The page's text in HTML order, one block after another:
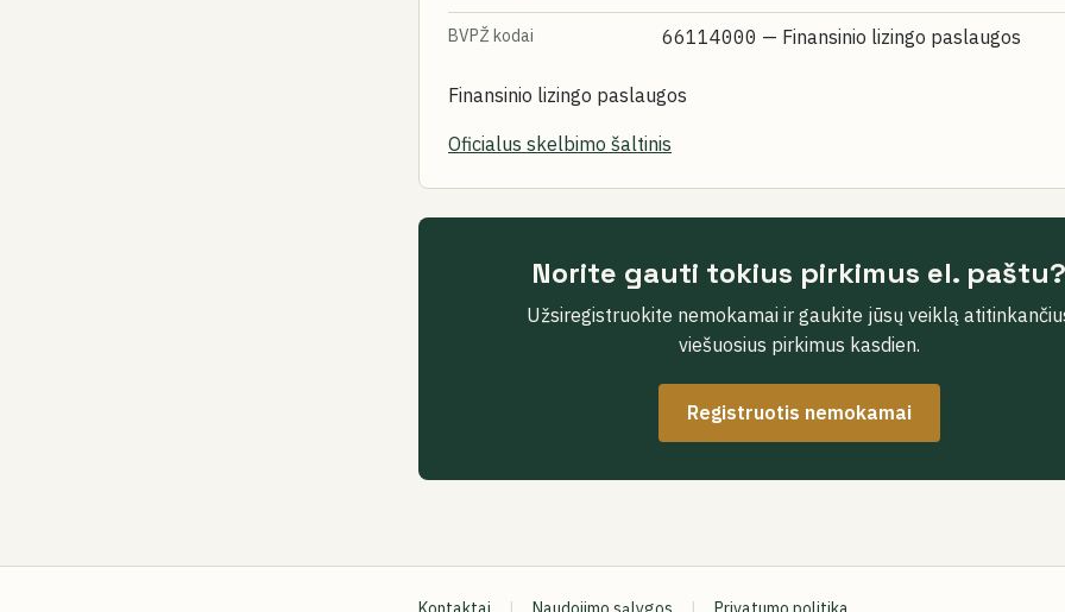
BVPŽ kodai 66114000 — Finansinio lizingo paslaugos
Finansinio lizingo paslaugos
Oficialus skelbimo šaltinis
Norite gauti tokius pirkimus el. paštu?
Užsiregistruokite nemokamai ir gaukite jūsų veiklą
viešuosius pirkimus kasdien.
Registruotis nemokamai